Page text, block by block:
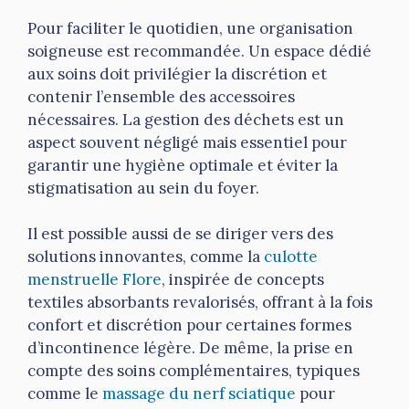
Pour faciliter le quotidien, une organisation
soigneuse est recommandée. Un espace dédié
aux soins doit privilégier la discrétion et
contenir l’ensemble des accessoires
nécessaires. La gestion des déchets est un
aspect souvent négligé mais essentiel pour
garantir une hygiène optimale et éviter la
stigmatisation au sein du foyer.
Il est possible aussi de se diriger vers des
solutions innovantes, comme la culotte
menstruelle Flore, inspirée de concepts
textiles absorbants revalorisés, offrant à la fois
confort et discrétion pour certaines formes
d’incontinence légère. De même, la prise en
compte des soins complémentaires, typiques
comme le massage du nerf sciatique pour